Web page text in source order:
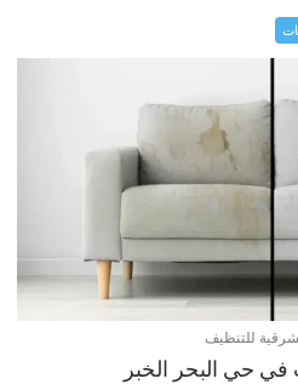
للتنظيف
حي البحر الخبر